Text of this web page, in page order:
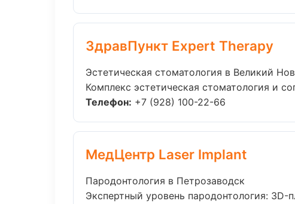
ЗдравПункт Expert Therapy
Эстетическая стоматология в Великий
Комплекс эстетическая стоматология и
Телефон: +7 (928) 100-22-66
МедЦентр Laser Implant
Пародонтология в Петрозаводск
Экспертный уровень пародонтология: 3D-